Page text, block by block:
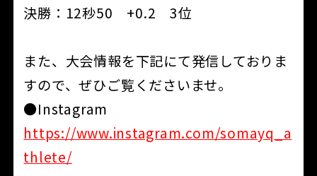
決勝：12秒50 +0.2 3位
また、大会情報を下記にて発信しておりま
すので、ぜひご覧くださいませ。
●Instagram
https://www.instagram.com/somayq_a
thlete/